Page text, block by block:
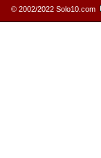
© 2002/2022 Solo10.com